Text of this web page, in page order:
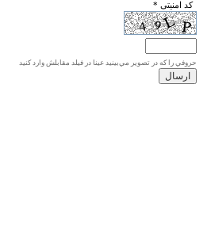
* کد امنیتی
حروفي را كه در تصوير مي‌بينيد عينا در فيلد مقابلش وارد كنيد